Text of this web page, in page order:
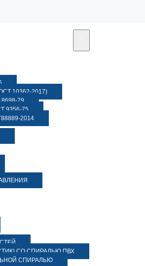
10362-2017)
79
9356-75
2014
СО СПИРАЛЬЮ ПВХ
СПИРАЛЬЮ